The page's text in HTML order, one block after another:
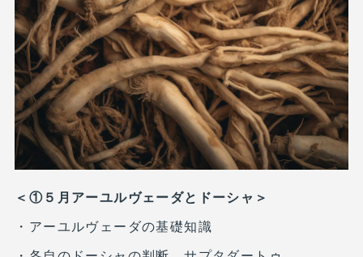
＜①５月アーユルヴェーダとドーシャ＞
・アーユルヴェーダの基礎知識